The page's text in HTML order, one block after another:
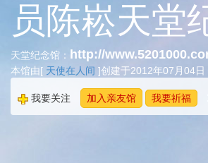
员陈崧天堂
天堂纪念馆： http://
本馆由[ 天使在人间 ]创建于2012年07月04日
我要关注 加入亲友馆 我要祈福